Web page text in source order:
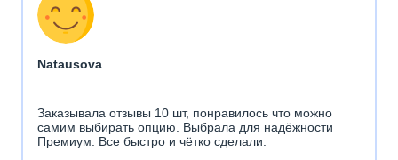
Natausova
Заказывала отзывы 10 шт, понравилось что можно
самим выбирать опцию. Выбрала для надёжности
Премиум. Все быстро и чётко сделали.